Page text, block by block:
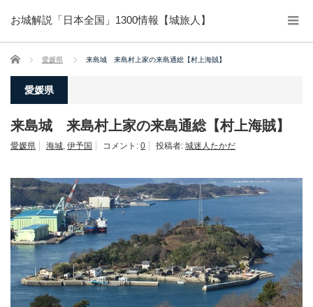
お城解説「日本全国」1300情報【城旅人】
ホーム 愛媛県 来島城 来島村上家の来島通総【村上海賊】
愛媛県
来島城 来島村上家の来島通総【村上海賊】
愛媛県 海城, 伊予国 コメント: 0 投稿者: 城迷人たかだ